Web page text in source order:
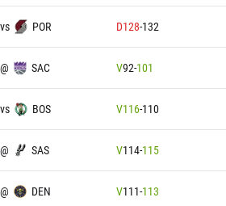
vs POR D128-132
@ SAC V92-101
vs BOS V116-110
@ SAS V114-115
@ DEN V111-113